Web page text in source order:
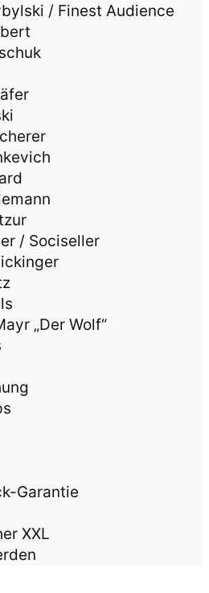
/ Finest Audience
/ Sociseller
„Der Wolf“
Garantie
XXL